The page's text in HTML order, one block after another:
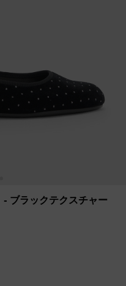
- ブラックテクスチャー